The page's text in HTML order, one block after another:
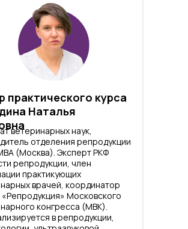
практического курса
Наталья
ветеринарных наук,
отделения репродукции
(Москва). Эксперт РКФ
репродукции, член
практикующих
врачей, координатор
«Репродукция» Московского
конгресса (МВК).
в репродукции,